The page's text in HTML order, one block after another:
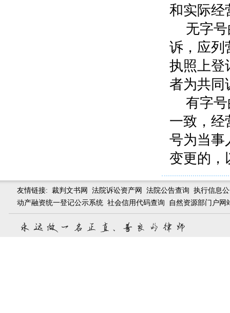
和实际经
无字
诉，应列
执照上登
者为共同
有字
一致，经
号为当事
变更的，
友情链接: 裁判文书网 法院诉讼资产网 法院公告查询 执行信息
动产融资统一登记公示系统 社会信用代码查询 自然资源部门户网